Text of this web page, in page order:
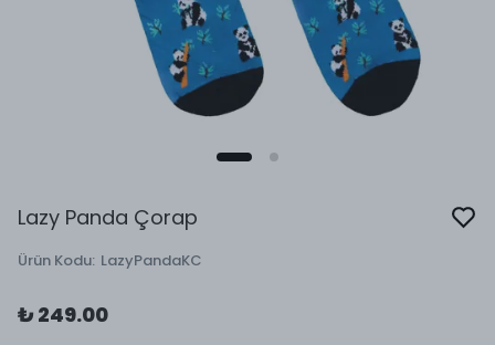
Lazy Panda Çorap
Ürün Kodu: LazyPandaKC
₺ 249.00